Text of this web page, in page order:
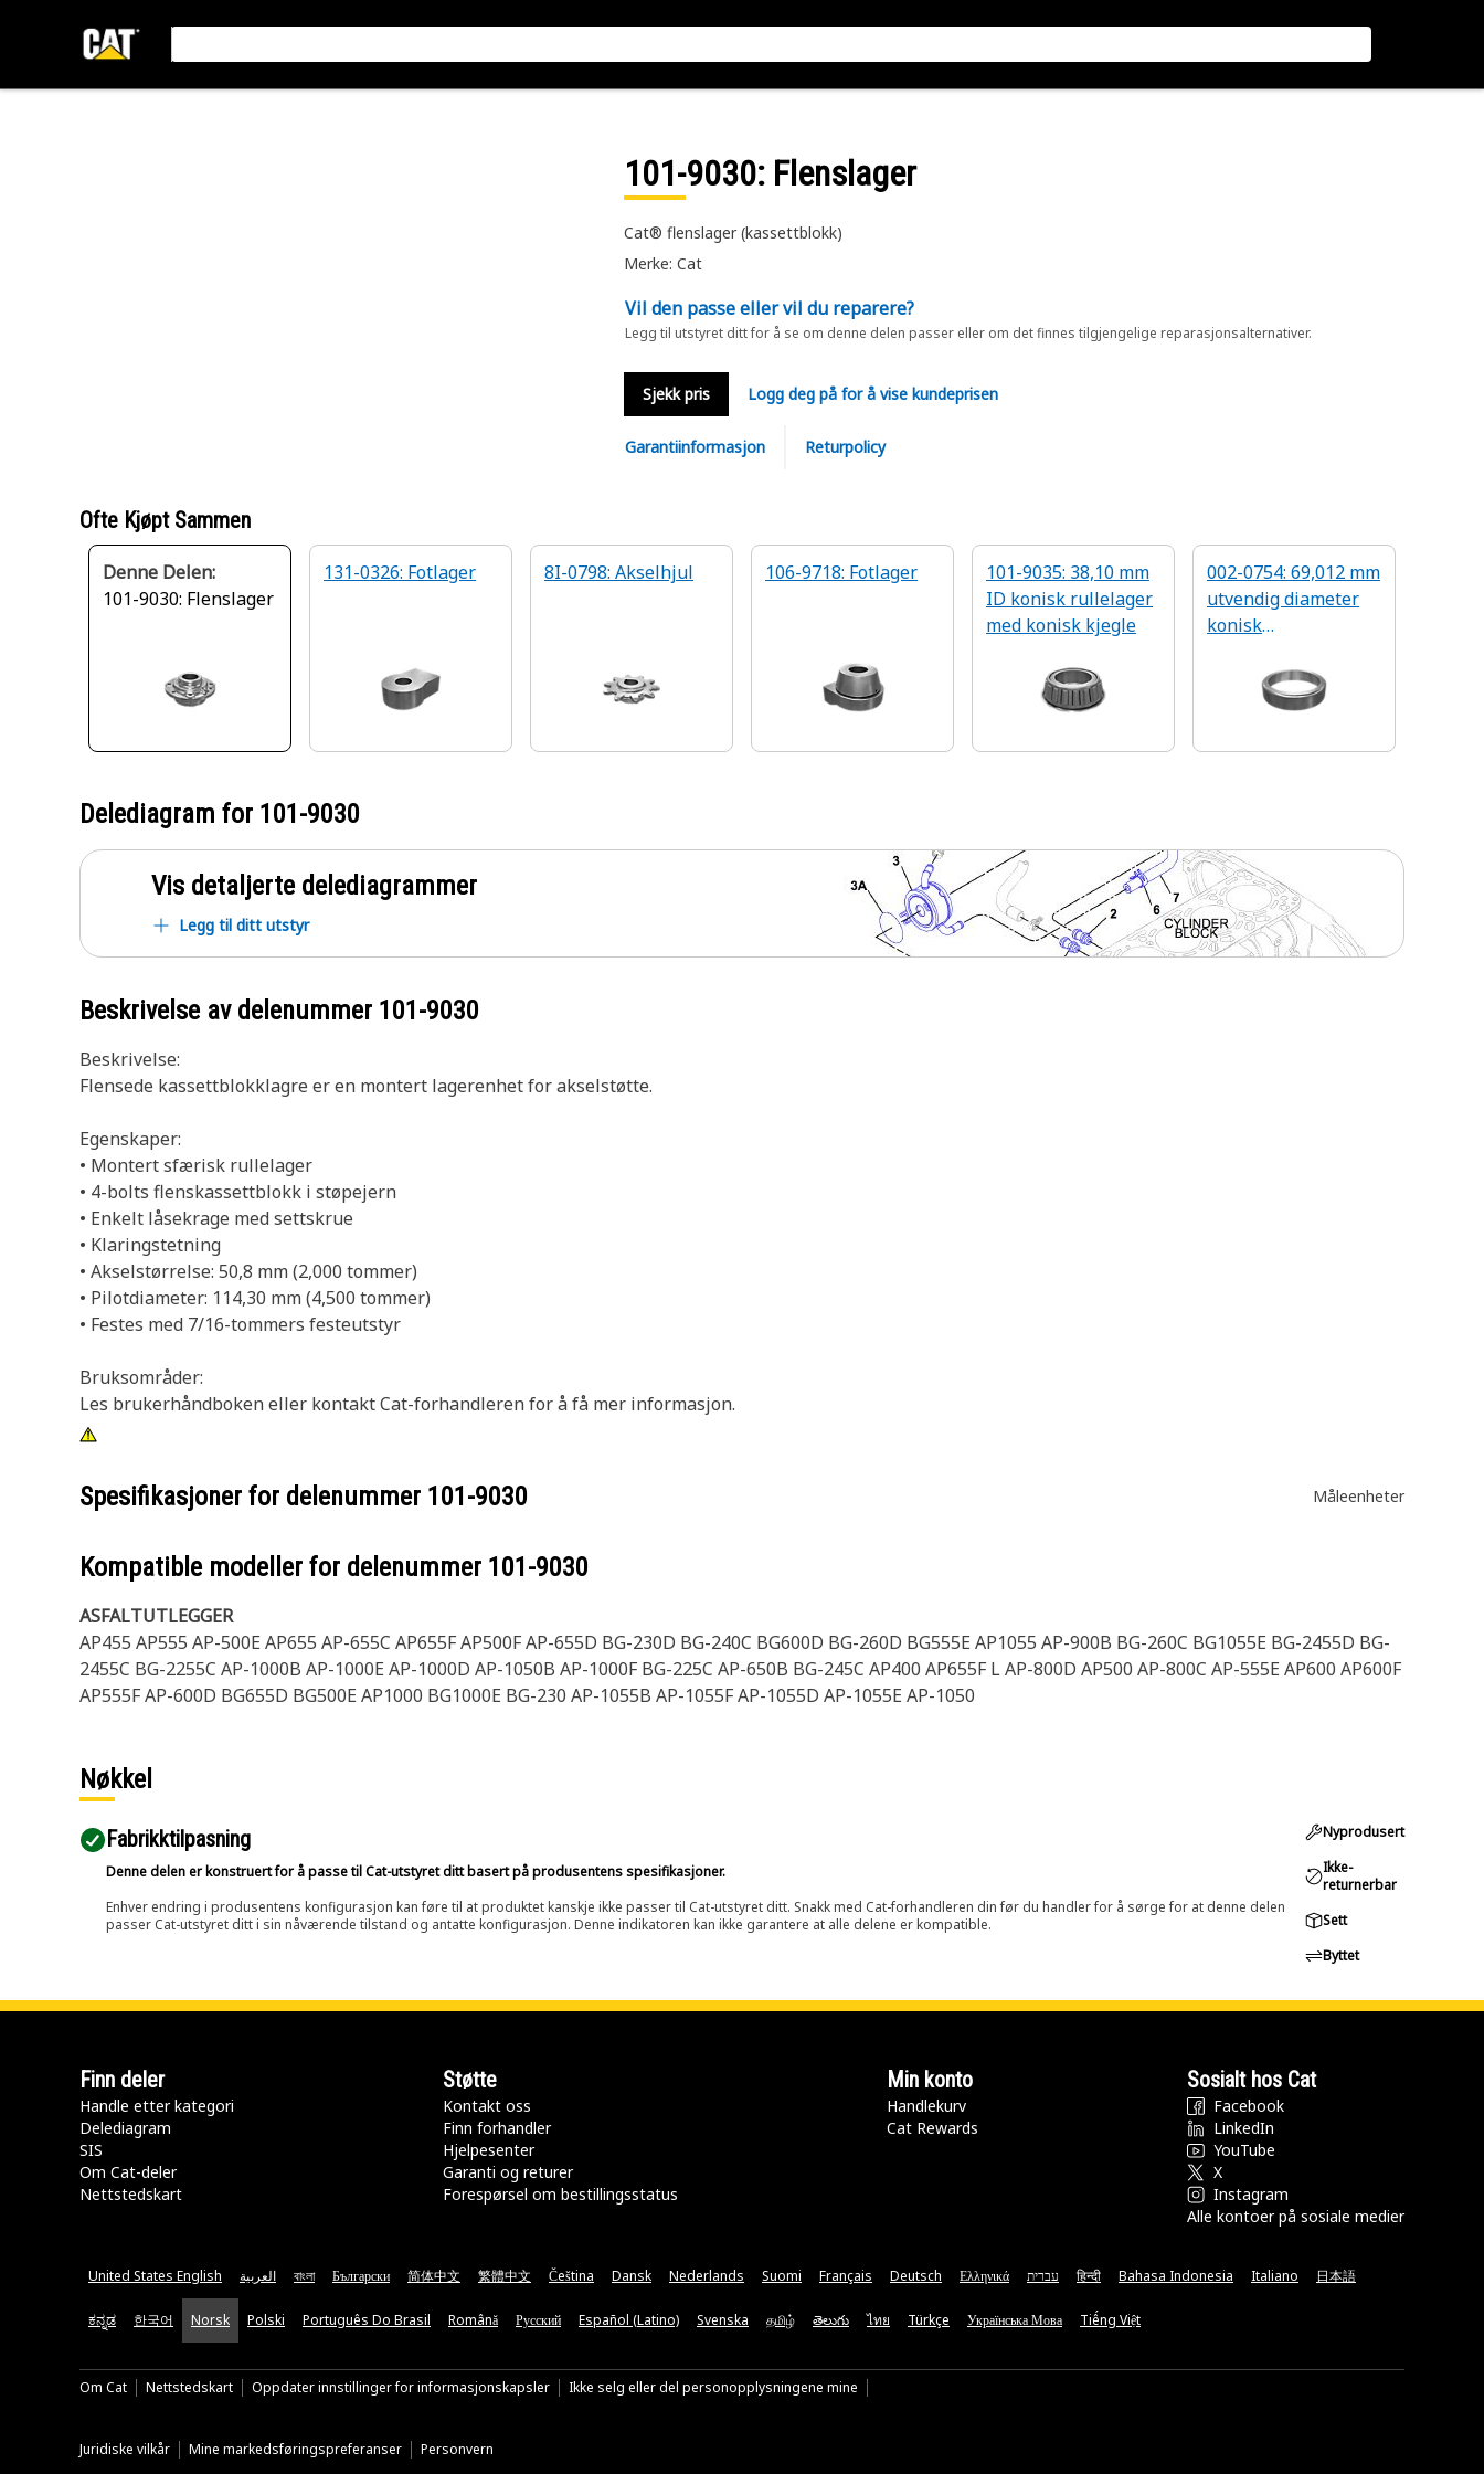
101-9030: Flenslager
Cat® flenslager (kassettblokk)
Merke: Cat
Vil den passe eller vil du reparere?
Legg til utstyret ditt for å se om denne delen passer eller om det finnes tilgjengelige reparasjonsalternativer.
Sjekk pris Logg deg på for å vise kundeprisen
Garantiinformasjon Returpolicy
Ofte Kjøpt Sammen
Denne Delen:
101-9030: Flenslager
131-0326: Fotlager 8I-0798: Akselhjul 106-9718: Fotlager
101-9035: 38,10 mm
ID konisk rullelager
med konisk kjegle
002-0754: 69,012 mm
utvendig diameter
konisk
Delediagram for 101-9030
Vis detaljerte delediagrammer
Legg til ditt utstyr
Beskrivelse av delenummer 101-9030
Beskrivelse:
Flensede kassettblokklagre er en montert lagerenhet for akselstøtte.
Egenskaper:
• Montert sfærisk rullelager
• 4-bolts flenskassettblokk i støpejern
• Enkelt låsekrage med settskrue
• Klaringstetning
• Akselstørrelse: 50,8 mm (2,000 tommer)
• Pilotdiameter: 114,30 mm (4,500 tommer)
• Festes med 7/16-tommers festeutstyr
Bruksområder:
Les brukerhåndboken eller kontakt Cat-forhandleren for å få mer informasjon.
Spesifikasjoner for delenummer 101-9030 Måleenheter
Kompatible modeller for delenummer 101-9030
ASFALTUTLEGGER
AP455 AP555 AP-500E AP655 AP-655C AP655F AP500F AP-655D BG-230D BG-240C BG600D BG-260D BG555E AP1055 AP-900B BG-260C BG1055E BG-2455D BG-
2455C BG-2255C AP-1000B AP-1000E AP-1000D AP-1050B AP-1000F BG-225C AP-650B BG-245C AP400 AP655F L AP-800D AP500 AP-800C AP-555E AP600 AP600F
AP555F AP-600D BG655D BG500E AP1000 BG1000E BG-230 AP-1055B AP-1055F AP-1055D AP-1055E AP-1050
Nøkkel
Fabrikktilpasning
Denne delen er konstruert for å passe til Cat-utstyret ditt basert på produsentens spesifikasjoner.
Enhver endring i produsentens konfigurasjon kan føre til at produktet kanskje ikke passer til Cat-utstyret ditt. Snakk med Cat-forhandleren din før du handler for å sørge for at denne delen
passer Cat-utstyret ditt i sin nåværende tilstand og antatte konfigurasjon. Denne indikatoren kan ikke garantere at alle delene er kompatible.
Nyprodusert
Ikke-
returnerbar
Sett
Byttet
Finn deler
Handle etter kategori
Delediagram
SIS
Om Cat-deler
Nettstedskart
Støtte
Kontakt oss
Finn forhandler
Hjelpesenter
Garanti og returer
Forespørsel om bestillingsstatus
Min konto
Handlekurv
Cat Rewards
Sosialt hos Cat
Facebook
LinkedIn
YouTube
X
Instagram
Alle kontoer på sosiale medier
United States English العربية বাংলা Български 简体中文 繁體中文 Čeština Dansk Nederlands Suomi Français Deutsch Ελληνικά עברית हिन्दी Bahasa Indonesia Italiano 日本語
ಕನ್ನಡ 한국어 Norsk Polski Português Do Brasil Română Русский Español (Latino) Svenska தமிழ் తెలుగు ไทย Türkçe Українська Мова Tiếng Việt
Om Cat Nettstedskart Oppdater innstillinger for informasjonskapsler Ikke selg eller del personopplysningene mine
Juridiske vilkår Mine markedsføringspreferanser Personvern